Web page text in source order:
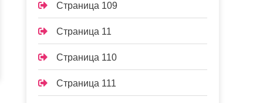
Страница 109
Страница 11
Страница 110
Страница 111